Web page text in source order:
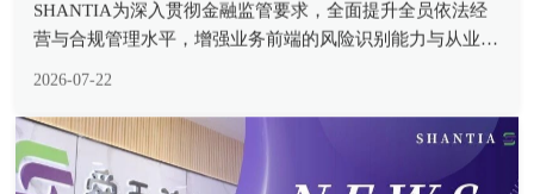
SHANTIA为深入贯彻金融监管要求，全面提升全员依法经
营与合规管理水平，增强业务前端的风险识别能力与从业人
2026-07-22